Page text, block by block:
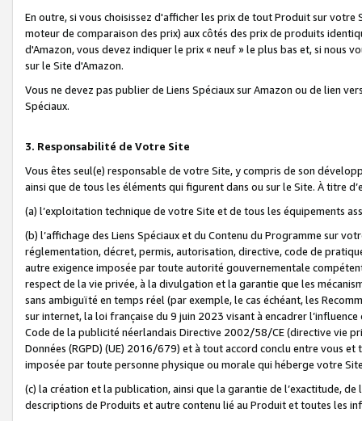
En outre, si vous choisissez d'afficher les prix de tout Produit sur
moteur de comparaison des prix) aux côtés des prix de produits
d'Amazon, vous devez indiquer le prix « neuf » le plus bas et, si nous
sur le Site d'Amazon.
Vous ne devez pas publier de Liens Spéciaux sur Amazon ou de lien
Spéciaux.
3. Responsabilité de Votre Site
Vous êtes seul(e) responsable de votre Site, y compris de son
ainsi que de tous les éléments qui figurent dans ou sur le Site. À titre
(a) l’exploitation technique de votre Site et de tous les équipements
(b) l’affichage des Liens Spéciaux et du Contenu du Programme sur
réglementation, décret, permis, autorisation, directive, code de
autre exigence imposée par toute autorité gouvernementale
respect de la vie privée, à la divulgation et la garantie que les
sans ambiguïté en temps réel (par exemple, le cas échéant, les
sur internet, la loi française du 9 juin 2023 visant à encadrer
Code de la publicité néerlandais Directive 2002/58/CE (directive vie
Données (RGPD) (UE) 2016/679) et à tout accord conclu entre vous
imposée par toute personne physique ou morale qui héberge votre
(c) la création et la publication, ainsi que la garantie de l’exactitude,
descriptions de Produits et autre contenu lié au Produit et toutes les